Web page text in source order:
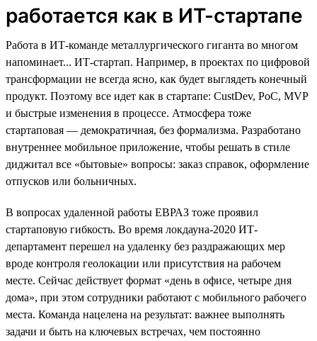
работается как в ИТ-стартапе
Работа в ИТ-команде металлургического гиганта во многом
напоминает... ИТ-стартап. Например, в проектах по цифровой
трансформации не всегда ясно, как будет выглядеть конечный
продукт. Поэтому все идет как в стартапе: CustDev, PoC, MVP
и быстрые изменения в процессе. Атмосфера тоже
стартаповая — демократичная, без формализма. Разработано
внутреннее мобильное приложение, чтобы решать в стиле
диджитал все «бытовые» вопросы: заказ справок, оформление
отпусков или больничных.
В вопросах удаленной работы ЕВРАЗ тоже проявил
стартаповую гибкость. Во время локдауна-2020 ИТ-
департамент перешел на удаленку без раздражающих мер
вроде контроля геолокации или присутствия на рабочем
месте. Сейчас действует формат «день в офисе, четыре дня
дома», при этом сотрудники работают с мобильного рабочего
места. Команда нацелена на результат: важнее выполнять
задачи и быть на ключевых встречах, чем постоянно